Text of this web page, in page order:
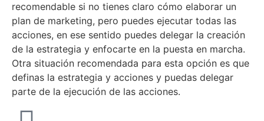
recomendable si no tienes claro cómo elaborar un
plan de marketing, pero puedes ejecutar todas las
acciones, en ese sentido puedes delegar la creación
de la estrategia y enfocarte en la puesta en marcha.
Otra situación recomendada para esta opción es que
definas la estrategia y acciones y puedas delegar
parte de la ejecución de las acciones.